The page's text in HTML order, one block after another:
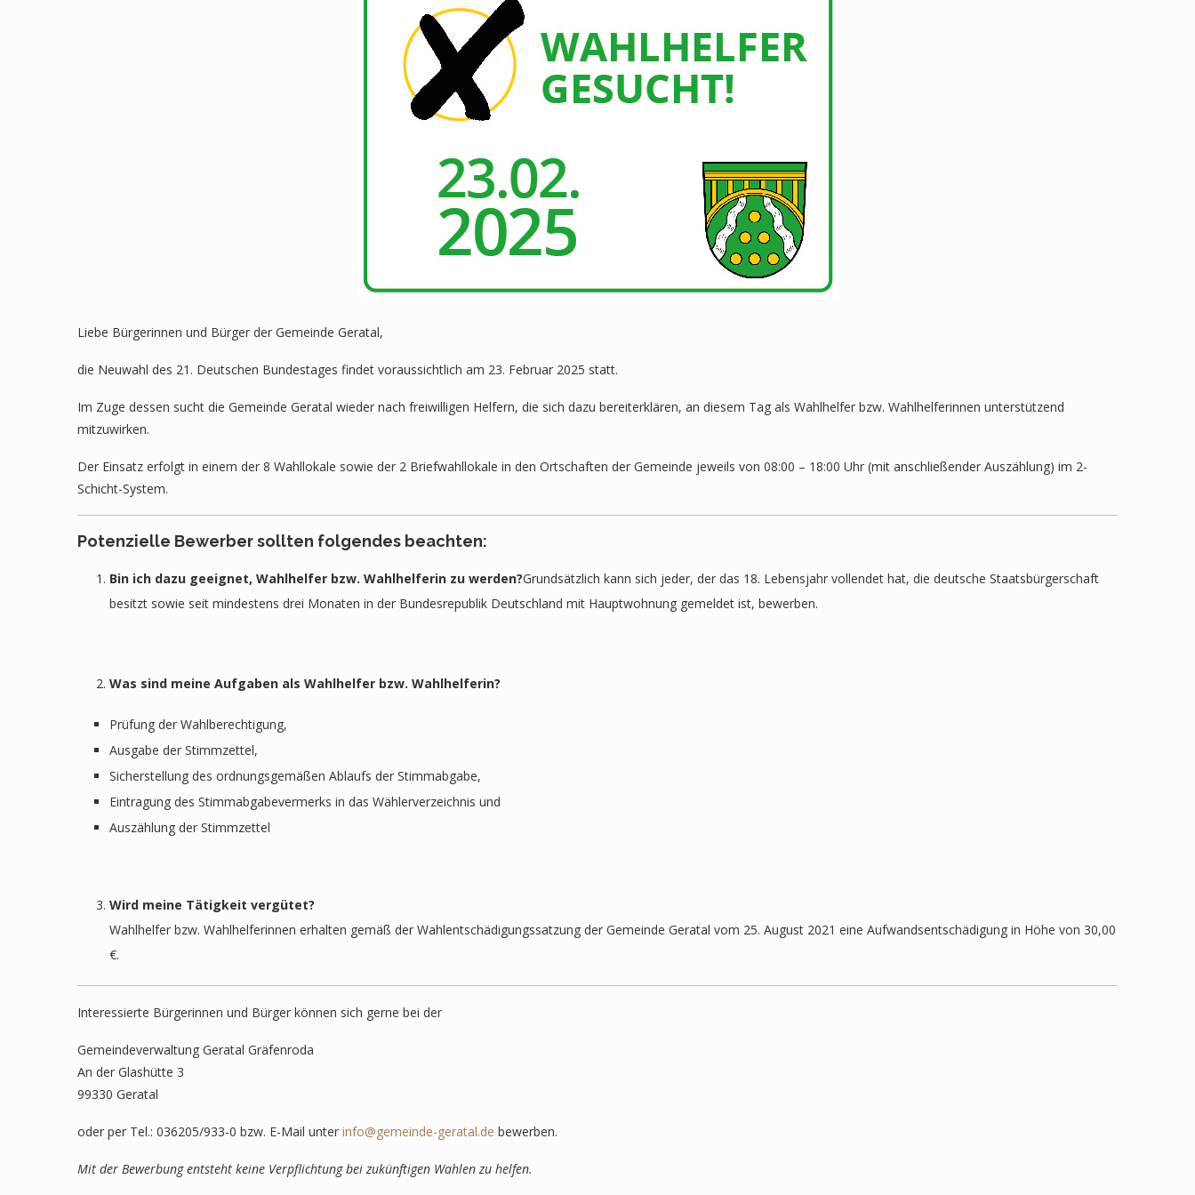
Liebe Bürgerinnen und Bürger der Gemeinde Geratal,
die Neuwahl des 21. Deutschen Bundestages findet voraussichtlich am 23. Februar 2025 statt.
Im Zuge dessen sucht die Gemeinde Geratal wieder nach freiwilligen Helfern, die sich dazu bereiterklären, an diesem Tag als Wahlhelfer bzw. Wahlhelferinnen unterstützend
mitzuwirken.
Der Einsatz erfolgt in einem der 8 Wahllokale sowie der 2 Briefwahllokale in den Ortschaften der Gemeinde jeweils von 08:00 – 18:00 Uhr (mit anschließender Auszählung) im 2-
Schicht-System.
Potenzielle Bewerber sollten folgendes beachten:
Bin ich dazu geeignet, Wahlhelfer bzw. Wahlhelferin zu werden?Grundsätzlich kann sich jeder, der das 18. Lebensjahr vollendet hat, die deutsche Staatsbürgerschaft
besitzt sowie seit mindestens drei Monaten in der Bundesrepublik Deutschland mit Hauptwohnung gemeldet ist, bewerben.
Was sind meine Aufgaben als Wahlhelfer bzw. Wahlhelferin?
Prüfung der Wahlberechtigung,
Ausgabe der Stimmzettel,
Sicherstellung des ordnungsgemäßen Ablaufs der Stimmabgabe,
Eintragung des Stimmabgabevermerks in das Wählerverzeichnis und
Auszählung der Stimmzettel
Wird meine Tätigkeit vergütet?
Wahlhelfer bzw. Wahlhelferinnen erhalten gemäß der Wahlentschädigungssatzung der Gemeinde Geratal vom 25. August 2021 eine Aufwandsentschädigung in Höhe von 30,00
€.
Interessierte Bürgerinnen und Bürger können sich gerne bei der
Gemeindeverwaltung Geratal Gräfenroda
An der Glashütte 3
99330 Geratal
oder per Tel.: 036205/933-0 bzw. E-Mail unter info@gemeinde-geratal.de bewerben.
Mit der Bewerbung entsteht keine Verpflichtung bei zukünftigen Wahlen zu helfen.